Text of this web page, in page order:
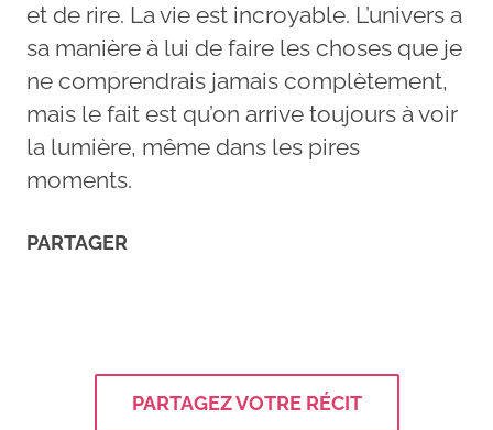
et de rire. La vie est incroyable. L’univers a
sa manière à lui de faire les choses que je
ne comprendrais jamais complètement,
mais le fait est qu’on arrive toujours à voir
la lumière, même dans les pires
moments.
PARTAGER
PARTAGEZ VOTRE RÉCIT